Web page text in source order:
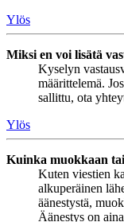
Ylös
Miksi en voi lisätä
Kyselyn
määrittelemä.
sallittu, ota
Ylös
Kuinka muokkaan
Kuten viestien
alkuperäinen
äänestystä,
Äänestys on